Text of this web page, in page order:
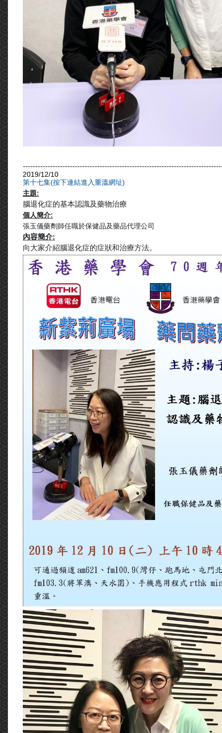
2019/12/10
第十七集(按下連結進入重溫網址)
主題:
腦退化症的基本認識及藥物治療
個人簡介:
張玉儀藥劑師任職於保健品及藥品代理公司
內容簡介:
向大家介紹腦退化症的症狀和治療方法。